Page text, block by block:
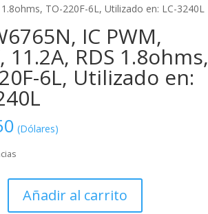
TO-220F-6L, Utilizado en: LC-3240L
IC PWM,
11.2A, RDS 1.8ohms,
6L, Utilizado en:
(Dólares)
Añadir al carrito